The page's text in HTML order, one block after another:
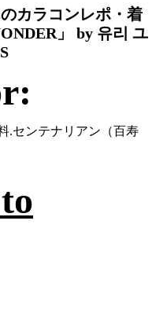
カラコンレポ・着
」 by 유리 ユ
.センテナリアン（百寿